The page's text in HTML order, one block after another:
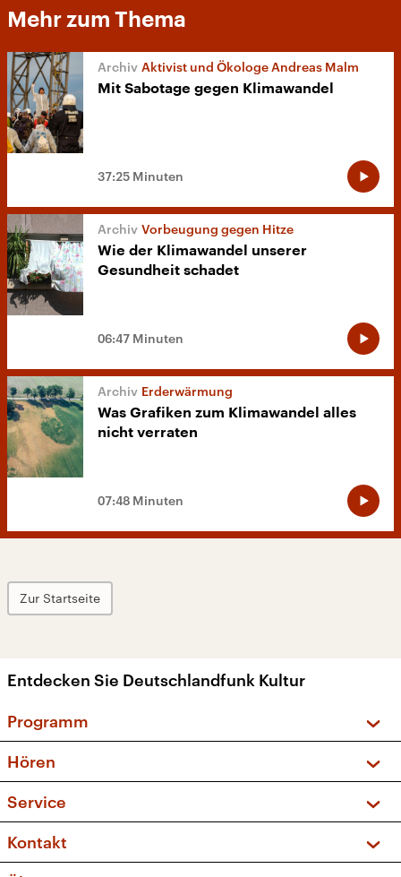
Mehr zum Thema
Aktivist und Ökologe Andreas Malm
Mit Sabotage gegen Klimawandel
37:25 Minuten
Vorbeugung gegen Hitze
Wie der Klimawandel unserer
Gesundheit schadet
06:47 Minuten
Erderwärmung
Was Grafiken zum Klimawandel alles
nicht verraten
07:48 Minuten
Zur Startseite
Entdecken Sie Deutschlandfunk Kultur
Programm
Sendungen und Podcasts
Musikliste
Kakadu – Das Kinderprogramm
Hören
Frequenzen (UKW + DAB+)
Service
FAQ
Apps
Kontakt